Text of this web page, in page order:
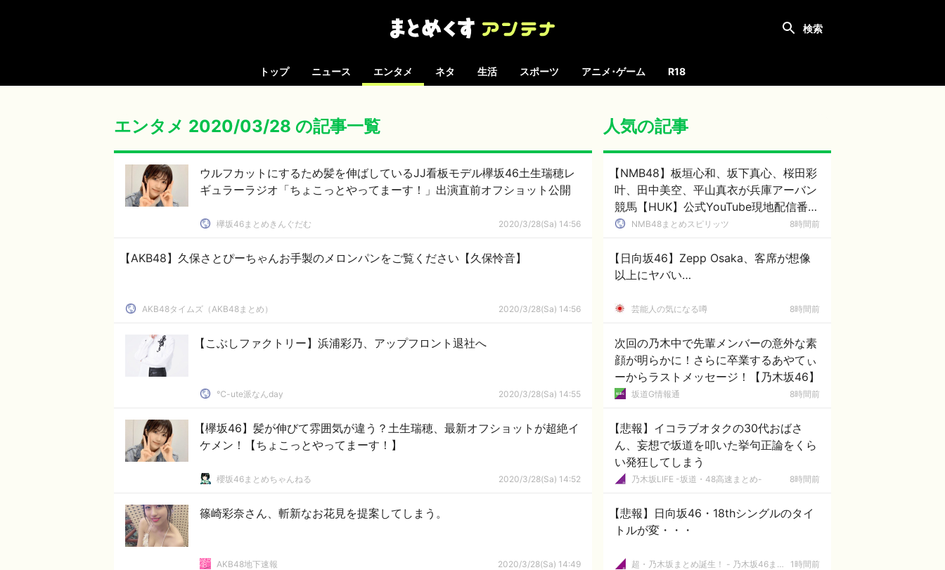
トップ ニュース エンタメ ネタ 生活 スポーツ アニメ･ゲーム R18
エンタメ 2020/03/28 の記事一覧
ウルフカットにするため髪を伸ばしているJJ看板モデル欅坂46土生瑞穂レ
ギュラーラジオ「ちょこっとやってまーす！」出演直前オフショット公開
欅坂46まとめきんぐだむ 2020/3/28(Sa) 14:56
【AKB48】久保さとぴーちゃんお手製のメロンパンをご覧ください【久保怜音】
AKB48タイムズ（AKB48まとめ） 2020/3/28(Sa) 14:56
【こぶしファクトリー】浜浦彩乃、アップフロント退社へ
℃-ute派なんday 2020/3/28(Sa) 14:55
【欅坂46】髪が伸びて雰囲気が違う？土生瑞穂、最新オフショットが超絶イ
ケメン！【ちょこっとやってまーす！】
櫻坂46まとめちゃんねる 2020/3/28(Sa) 14:52
篠崎彩奈さん、斬新なお花見を提案してしまう。
AKB48地下速報 2020/3/28(Sa) 14:49
人気の記事
【NMB48】板垣心和、坂下真心、桜田彩
叶、田中美空、平山真衣が兵庫アーバン
競馬【HUK】公式YouTube現地配信番組
「HUK Campus Live」に出演
NMB48まとめスピリッツ 8時間前
【日向坂46】Zepp Osaka、客席が想像
以上にヤバい…
芸能人の気になる噂 8時間前
次回の乃木中で先輩メンバーの意外な素
顔が明らかに！さらに卒業するあやてぃ
ーからラストメッセージ！【乃木坂46】
坂道G情報通 8時間前
【悲報】イコラブオタクの30代おばさ
ん、妄想で坂道を叩いた挙句正論をくら
い発狂してしまう
乃木坂LIFE -坂道・48高速まとめ- 8時間前
【悲報】日向坂46・18thシングルのタイ
トルが変・・・
超・乃木坂まとめ誕生！ - 乃木坂46まとめ 1時間前